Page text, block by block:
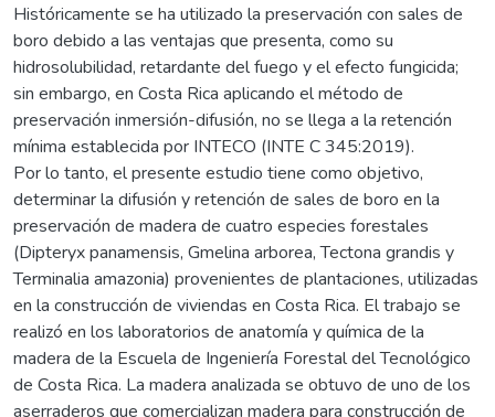
Históricamente se ha utilizado la preservación con sales de
boro debido a las ventajas que presenta, como su
hidrosolubilidad, retardante del fuego y el efecto fungicida;
sin embargo, en Costa Rica aplicando el método de
preservación inmersión-difusión, no se llega a la retención
mínima establecida por INTECO (INTE C 345:2019).
Por lo tanto, el presente estudio tiene como objetivo,
determinar la difusión y retención de sales de boro en la
preservación de madera de cuatro especies forestales
(Dipteryx panamensis, Gmelina arborea, Tectona grandis y
Terminalia amazonia) provenientes de plantaciones, utilizadas
en la construcción de viviendas en Costa Rica. El trabajo se
realizó en los laboratorios de anatomía y química de la
madera de la Escuela de Ingeniería Forestal del Tecnológico
de Costa Rica. La madera analizada se obtuvo de uno de los
aserraderos que comercializan madera para construcción de